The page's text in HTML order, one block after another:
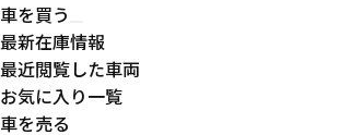
車を買う
最新在庫情報
最近閲覧した車両
お気に入り一覧
車を売る